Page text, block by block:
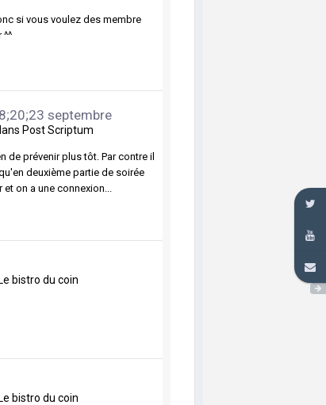
si vous voulez des membre
^^
septembre
Post Scriptum
de prévenir plus tôt. Par contre il
deuxième partie de soirée
on a une connexion...
Le bistro du coin
Le bistro du coin